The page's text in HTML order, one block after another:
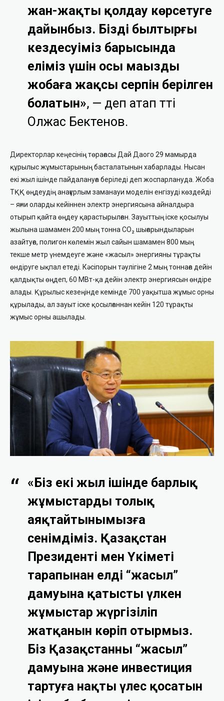
жан-жақты қолдау көрсетуге
дайынбыз. Біздің былтырғы
кездесуіміз барысында
еліміз үшін осы маңызды
жобаға жақсы серпін берілген
болатын», — деп атап өтті
Олжас Бектенов.
Директорлар кеңесінің төрағасы Дай Даого 29 мамырда
құрылыс жұмыстарының басталатынын хабарлады. Нысан
екі жыл ішінде пайдалануға беріледі деп жоспарлануда. Жоба
ТҚҚ өңдеудің анағұрлым заманауи моделін енгізуді көздейді
– яғни оларды кейіннен электр энергиясына айналдыра
отырып қайта өңдеу қарастырылған. Зауыттың іске қосылуы
жылына шамамен 200 мың тонна CO₂ шығарындыларын
азайтуға, полигон көлемін жыл сайын шамамен 800 мың
текше метр үнемдеуге және «жасыл» энергияны тұрақты
өндіруге ықпал етеді. Кәсіпорын тәулігіне 2 мың тоннаға дейін
қалдықты өңдеп, 60 МВт-қа дейін электр энергиясын өндіре
алады. Құрылыс кезеңінде кемінде 700 уақытша жұмыс орны
құрылады, ал зауыт іске қосылғаннан кейін 120 тұрақты
жұмыс орны ашылады.
«Біз екі жыл ішінде барлық
жұмыстарды толық
аяқтайтынымызға
сенімдіміз. Қазақстан
Президенті мен Үкіметі
тарапынан елдің “жасыл”
дамуына қатысты үлкен
жұмыстар жүргізіліп
жатқанын көріп отырмыз.
Біз Қазақстанның “жасыл”
дамуына және инвестиция
тартуға нақты үлес қосатын